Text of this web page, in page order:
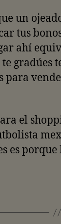
un
tus
ahí
gradúes
para
el
es